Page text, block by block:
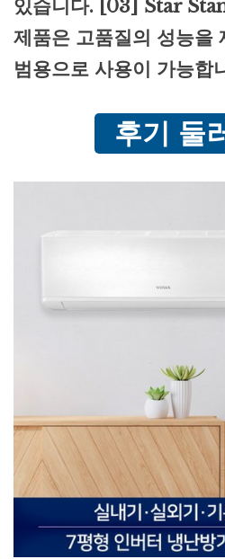
있습니다. [03] Star
제품은 고품질의 성능을
범용으로 사용이 가능합
후기 둘